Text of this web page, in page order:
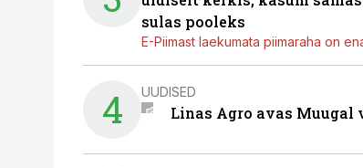
sulas pooleks
E-Piimast laekumata piimaraha on
4 UUDISED
Linas Agro avas